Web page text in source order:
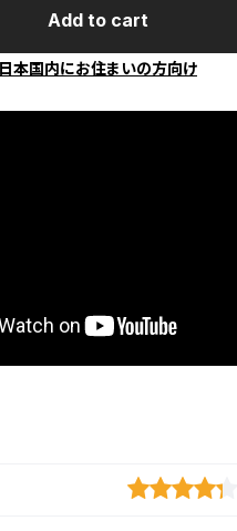
Add to cart
日本国内にお住まいの方向け